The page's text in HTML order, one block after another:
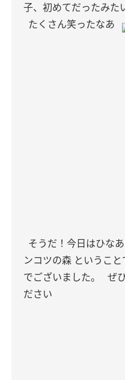
子、初めてだったみた
たくさん笑ったなあ
そうだ！今日はひなあ
ンコツの森 ということ
でございました。
ぜ
ださい